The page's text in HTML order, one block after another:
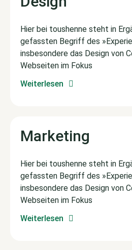
Hier bei toushenne steht in
gefassten Begriff des
insbesondere das Design von
Webseiten im Fokus
Weiterlesen
Marketing
Hier bei toushenne steht in
gefassten Begriff des
insbesondere das Design von
Webseiten im Fokus
Weiterlesen